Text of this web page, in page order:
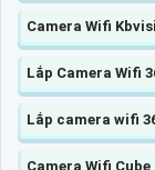
Camera Wifi
Lắp Camera Wifi
Lắp camera wifi
Camera Wifi Cube